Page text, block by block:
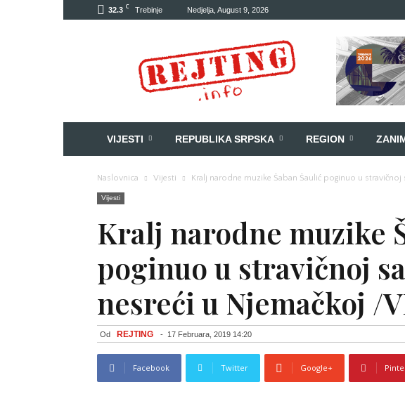
32.3 C Trebinje Nedjelja, August 9, 2026
VIJESTI REPUBLIKA SRPSKA REGION
Naslovnica Vijesti Kralj narodne muzike Šaban Šaulić poginuo u stravičnoj
Vijesti
Kralj narodne muzike
poginuo u stravičnoj
nesreći u Njemačkoj /
Od REJTING - 17 Februara, 2019 14:20
Facebook Twitter Google+